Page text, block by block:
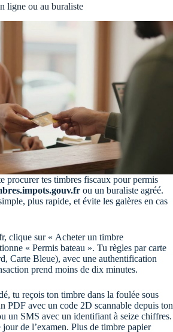
ligne ou au buraliste
procurer tes timbres fiscaux pour permis
ou un buraliste agréé.
plus rapide, et évite les galères en cas
clique sur « Acheter un timbre
« Permis bateau ». Tu règles par carte
Carte Bleue), avec une authentification
prend moins de dix minutes.
tu reçois ton timbre dans la foulée sous
PDF avec un code 2D scannable depuis ton
un SMS avec un identifiant à seize chiffres.
de l’examen. Plus de timbre papier